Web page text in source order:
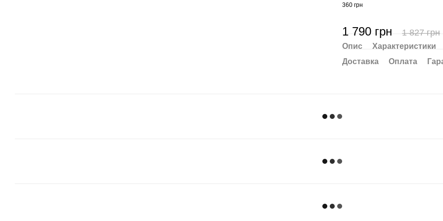
360 грн
1 790 грн 1 827 грн
Опис
Характеристики
Доставка
Оплата